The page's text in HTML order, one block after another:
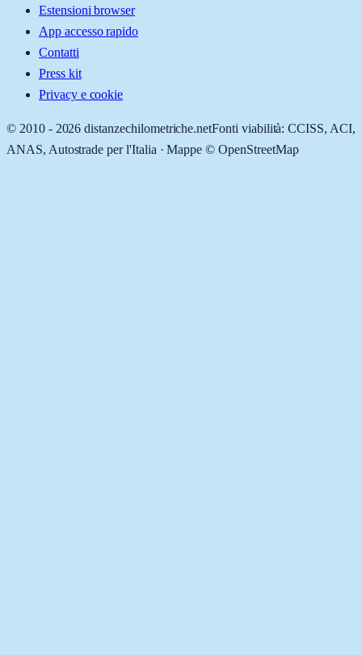
Estensioni browser
App accesso rapido
Contatti
Press kit
Privacy e cookie
© 2010 - 2026 distanzechilometriche.netFonti viabilità: CCISS, ACI,
ANAS, Autostrade per l'Italia · Mappe © OpenStreetMap